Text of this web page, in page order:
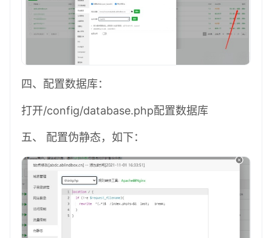
四、配置数据库：
打开/config/database.php配置数据库
五、 配置伪静态，如下：